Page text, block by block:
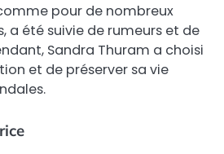
pour de nombreux
a été suivie de rumeurs et de
Sandra Thuram a choisi
et de préserver sa vie